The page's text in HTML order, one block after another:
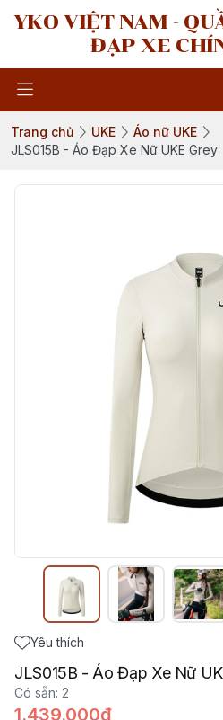
YKO VIỆT NAM -
ĐẠP XE
Trang chủ UKE
Áo nữ UKE
JLS015B - Áo Đạp Xe Nữ UKE Grey
Yêu thích
JLS015B - Áo Đạp Xe Nữ
Có sẵn: 2
1.439.000đ